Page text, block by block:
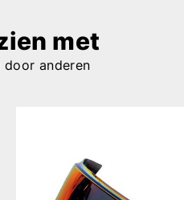
met
door anderen